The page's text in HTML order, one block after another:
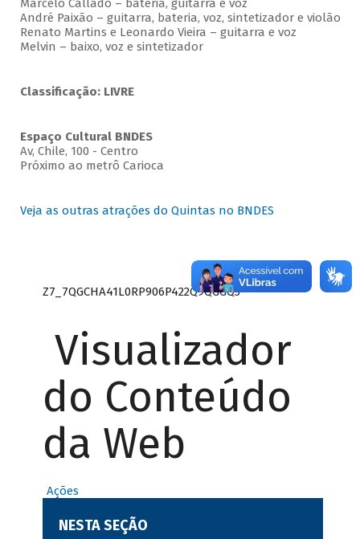
Marcelo Callado – bateria, guitarra e voz
André Paixão – guitarra, bateria, voz, sintetizador e violão
Renato Martins e Leonardo Vieira – guitarra e voz
Melvin – baixo, voz e sintetizador
Classificação: LIVRE
Espaço Cultural BNDES
Av, Chile, 100 - Centro
Próximo ao metrô Carioca
Veja as outras atrações do Quintas no BNDES
Z7_7QGCHA41L0RP906P422Q9QGGQ3
Visualizador
do Conteúdo
da Web
Ações
NESTA SEÇÃO